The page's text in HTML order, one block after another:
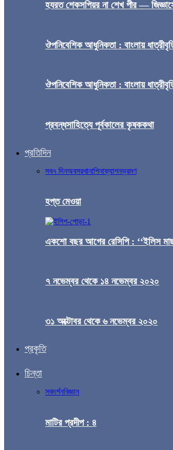
হযরত শেকসপিয়র না শেখ পীর —
ঔপনিবেশিক আধুনিকতা : বাংলায়
ঔপনিবেশিক আধুনিকতা : বাংলায়
প্রবন্ধসাহিত্যে পূর্বকালের কৃষককথা
প্রতিদিন
সব৭ দিনঅবসরখানাপিনাফ্যাশনভ্রমণ
হপ্ত মেওয়া
একশো বছর আগের রেসিপি : ‘‘ইলিস
৭ নভেম্বর থেকে ১৪ নভেম্বর ২০২০
৩১ অক্টোবর থেকে ৬ নভেম্বর ২০২০
প্রকৃতি
চিন্তা
সবদর্শনবিজ্ঞান
মাটির প্রদীপ : ৪